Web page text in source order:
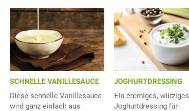
SCHNELLE VANILLESAUCE
Diese schnelle Vanillesauce
wird ganz einfach aus
JOGHURTDRESSING
Ein cremiges, würziges
Joghurtdressing für